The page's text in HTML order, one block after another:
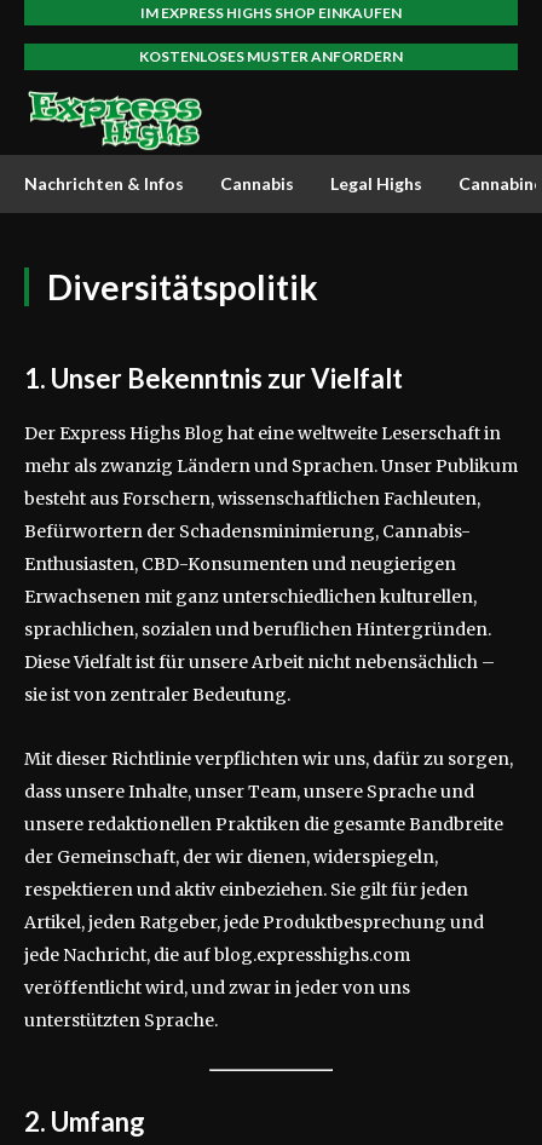
IM EXPRESS HIGHS SHOP EINKAUFEN
KOSTENLOSES MUSTER ANFORDERN
Nachrichten & Infos Cannabis Legal Highs
Diversitätspolitik
1. Unser Bekenntnis zur Vielfalt
Der Express Highs Blog hat eine weltweite Leserschaft in
mehr als zwanzig Ländern und Sprachen. Unser Publikum
besteht aus Forschern, wissenschaftlichen Fachleuten,
Befürwortern der Schadensminimierung, Cannabis-
Enthusiasten, CBD-Konsumenten und neugierigen
Erwachsenen mit ganz unterschiedlichen kulturellen,
sprachlichen, sozialen und beruflichen Hintergründen.
Diese Vielfalt ist für unsere Arbeit nicht nebensächlich –
sie ist von zentraler Bedeutung.
Mit dieser Richtlinie verpflichten wir uns, dafür zu sorgen,
dass unsere Inhalte, unser Team, unsere Sprache und
unsere redaktionellen Praktiken die gesamte Bandbreite
der Gemeinschaft, der wir dienen, widerspiegeln,
respektieren und aktiv einbeziehen. Sie gilt für jeden
Artikel, jeden Ratgeber, jede Produktbesprechung und
jede Nachricht, die auf blog.expresshighs.com
veröffentlicht wird, und zwar in jeder von uns
unterstützten Sprache.
2. Umfang